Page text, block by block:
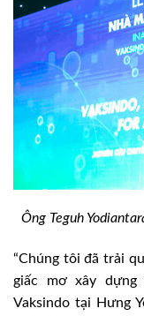
Ông Teguh
“Chúng tôi đã trải
giấc mơ xây
Vaksindo tại Hưng